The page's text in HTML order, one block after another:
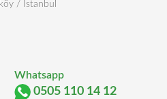
/ İstanbul
Whatsapp
0505 110 14 12